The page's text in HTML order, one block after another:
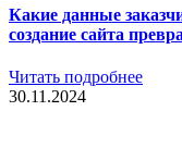
Какие данные
создание сайта
Читать подробнее
30.11.2024